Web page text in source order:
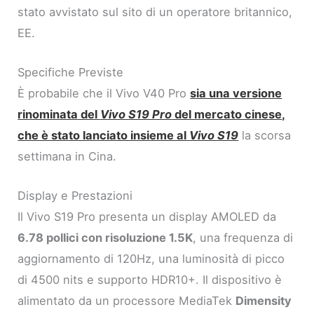
stato avvistato sul sito di un operatore britannico,
EE.
Specifiche Previste
È probabile che il Vivo V40 Prosia una versione
rinominata del Vivo S19 Pro del mercato cinese,
che è stato lanciato insieme al Vivo S19 la scorsa
settimana in Cina.
Display e Prestazioni
Il Vivo S19 Pro presenta un display AMOLED da
6.78 pollici con risoluzione 1.5K, una frequenza di
aggiornamento di 120Hz, una luminosità di picco
di 4500 nits e supporto HDR10+. Il dispositivo è
alimentato da un processore MediaTek Dimensity